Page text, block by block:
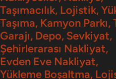
Taşımacılık, Lojistik,
Taşıma, Kamyon Parkı,
Garajı, Depo, Sevkiyat,
Şehirlerarası Nakliyat,
Evden Eve Nakliyat,
Yükleme Boşaltma,